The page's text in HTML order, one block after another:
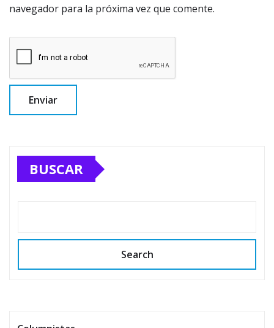
navegador para la próxima vez que comente.
BUSCAR
Search